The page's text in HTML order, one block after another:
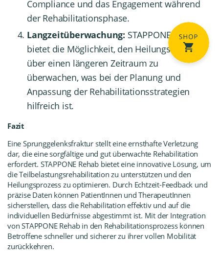
Compliance und das Engagement während
der Rehabilitationsphase.
Langzeitüberwachung: STAPPONE Rehab
bietet die Möglichkeit, den Heilungsverlauf
über einen längeren Zeitraum zu
überwachen, was bei der Planung und
Anpassung der Rehabilitationsstrategien
hilfreich ist.
Fazit
Eine Sprunggelenksfraktur stellt eine ernsthafte Verletzung
dar, die eine sorgfältige und gut überwachte Rehabilitation
erfordert. STAPPONE Rehab bietet eine innovative Lösung, um
die Teilbelastungsrehabilitation zu unterstützen und den
Heilungsprozess zu optimieren. Durch Echtzeit-Feedback und
präzise Daten können PatientInnen und TherapeutInnen
sicherstellen, dass die Rehabilitation effektiv und auf die
individuellen Bedürfnisse abgestimmt ist. Mit der Integration
von STAPPONE Rehab in den Rehabilitationsprozess können
Betroffene schneller und sicherer zu ihrer vollen Mobilität
zurückkehren.